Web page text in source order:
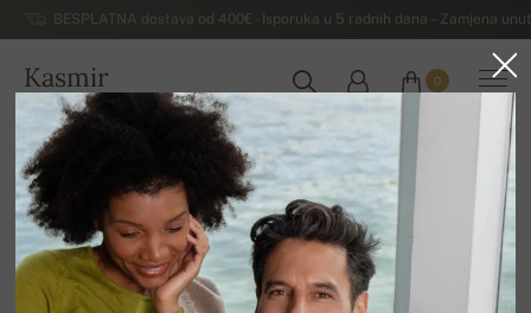
BESPLATNA dostava od 400€ - Isporuka u 5 radnih dana – Zamjena
Kasmir
HRVATSKA
0
Kuća
Luksuzni muški džemperi od kašmira
Muški džemperi od kašmira s kapuljačom